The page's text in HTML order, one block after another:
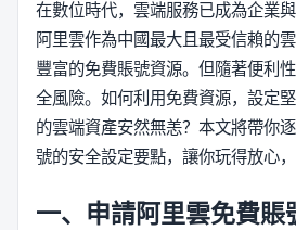
在數位時代，雲端服務已成為企業
阿里雲作為中國最大且最受信賴的
豐富的免費賬號資源。但隨著便利
全風險。如何利用免費資源，設定
的雲端資產安然無恙？本文將帶你
號的安全設定要點，讓你玩得放心，
一、申請阿里雲免費賬